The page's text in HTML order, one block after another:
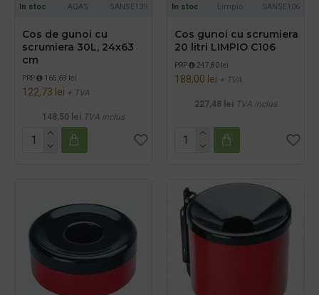
In stoc AQAS SANSE139
Cos de gunoi cu
scrumiera 30L, 24x63
cm
PRP 165,69 lei
122,73 lei + TVA
148,50 lei TVA inclus
In stoc Limpio SANSE106
Cos gunoi cu scrumiera
20 litri LIMPIO C106
PRP 247,80 lei
188,00 lei + TVA
227,48 lei TVA inclus